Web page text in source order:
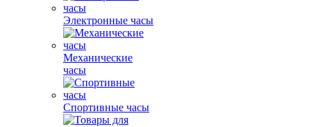
Электронные часы
Механические
часы
Спортивные часы